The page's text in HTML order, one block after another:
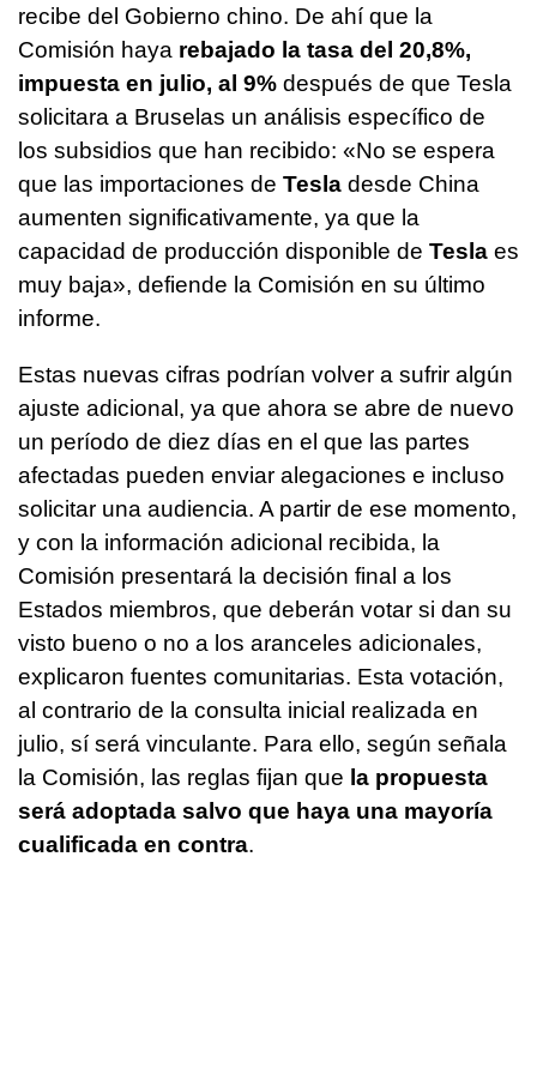
recibe del Gobierno chino. De ahí que la
Comisión haya rebajado la tasa del 20,8%,
impuesta en julio, al 9% después de que Tesla
solicitara a Bruselas un análisis específico de
los subsidios que han recibido: «No se espera
que las importaciones de Tesla desde China
aumenten significativamente, ya que la
capacidad de producción disponible de Tesla es
muy baja», defiende la Comisión en su último
informe.
Estas nuevas cifras podrían volver a sufrir algún
ajuste adicional, ya que ahora se abre de nuevo
un período de diez días en el que las partes
afectadas pueden enviar alegaciones e incluso
solicitar una audiencia. A partir de ese momento,
y con la información adicional recibida, la
Comisión presentará la decisión final a los
Estados miembros, que deberán votar si dan su
visto bueno o no a los aranceles adicionales,
explicaron fuentes comunitarias. Esta votación,
al contrario de la consulta inicial realizada en
julio, sí será vinculante. Para ello, según señala
la Comisión, las reglas fijan que la propuesta
será adoptada salvo que haya una mayoría
cualificada en contra.